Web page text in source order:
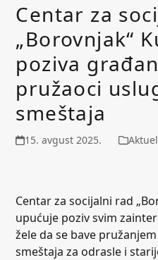
Centar za
„Borovnjak“
poziva
pružaoci
smeštaja
15. avgust 2025.
Centar za socijalni rad
upućuje poziv svim
žele da se bave
smeštaja za odrasle i